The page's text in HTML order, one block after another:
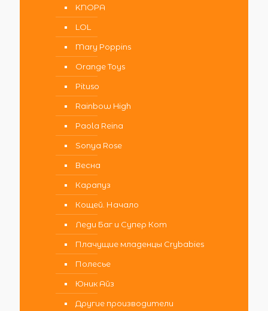
KNOPA
LOL
Mary Poppins
Orange Toys
Pituso
Rainbow High
Paola Reina
Sonya Rose
Весна
Карапуз
Кощей. Начало
Леди Баг и Супер Кот
Плачущие младенцы Crybabies
Полесье
Юник Айз
Другие производители